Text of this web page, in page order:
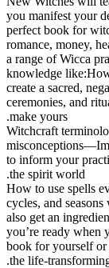
you manifest your
perfect book for
romance, money,
a range of Wicca
knowledge
create a sacred,
ceremonies, and
make yours.
Witchcraft
to inform your
the spirit world.
How to use spells
cycles, and
also get an
you’re ready when
book for yourself
the life-